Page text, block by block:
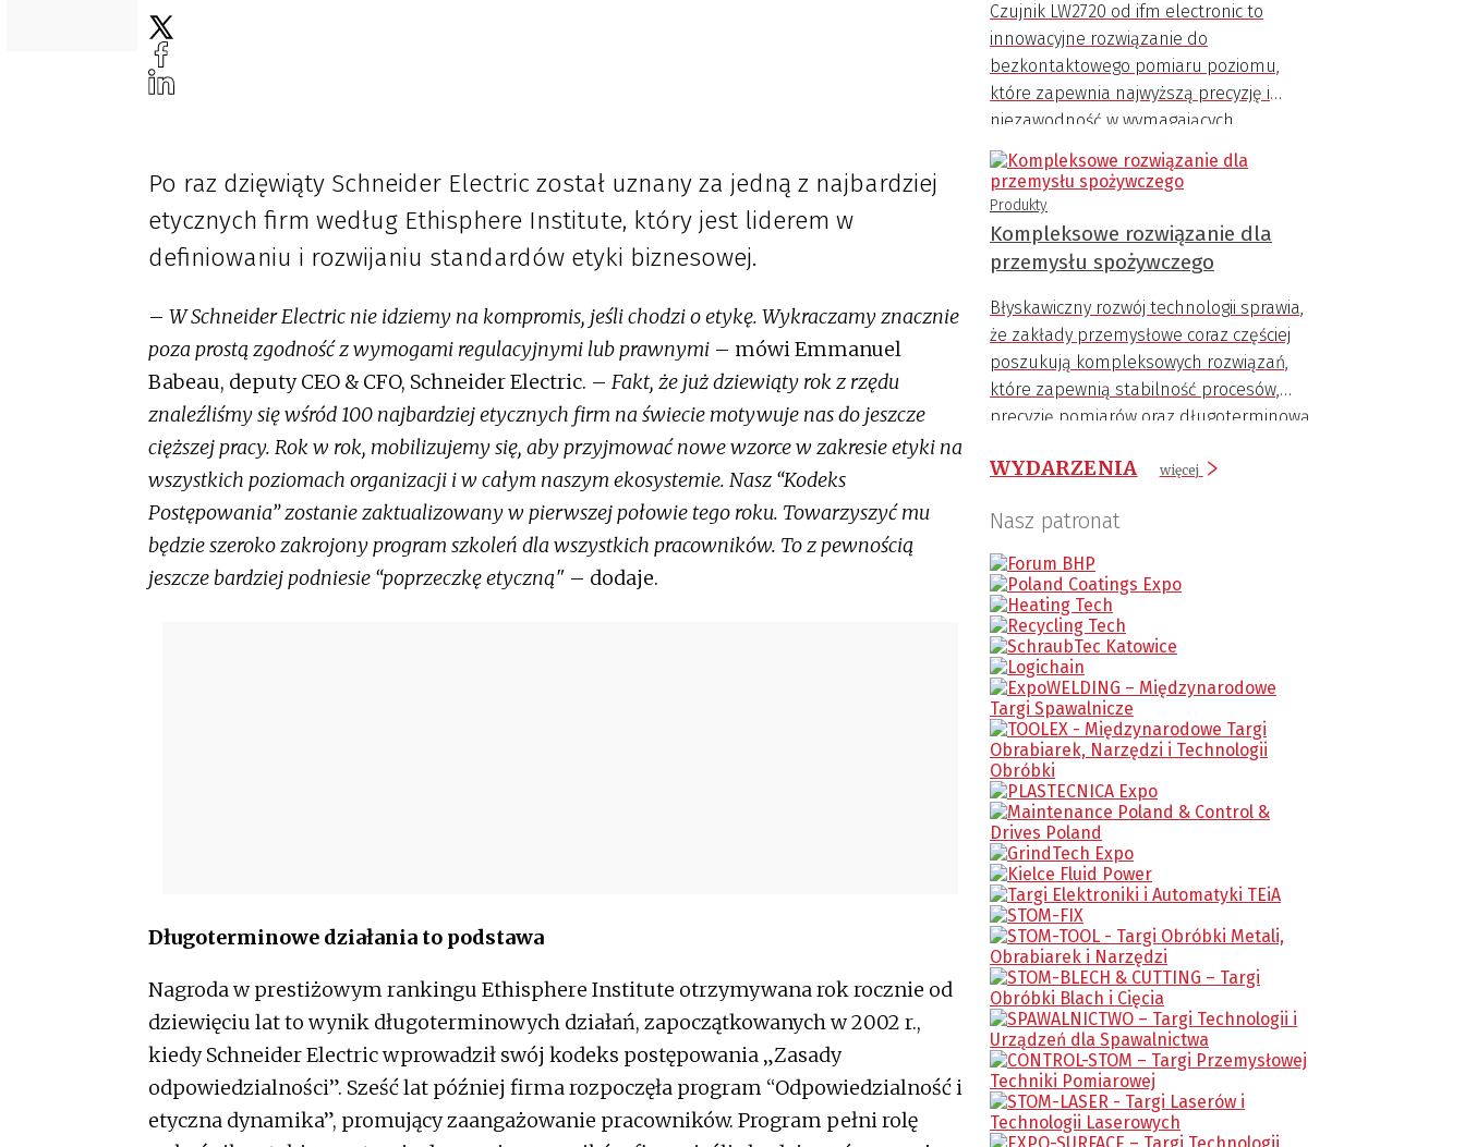
Po raz dzięwiąty Schneider Electric został uznany za jedną z najbardziej
etycznych firm według Ethisphere Institute, który jest liderem w
definiowaniu i rozwijaniu standardów etyki biznesowej.
– W Schneider Electric nie idziemy na kompromis, jeśli chodzi o etykę. Wykraczamy znacznie
poza prostą zgodność z wymogami regulacyjnymi lub prawnymi – mówi Emmanuel
Babeau, deputy CEO & CFO, Schneider Electric. – Fakt, że już dziewiąty rok z rzędu
znaleźliśmy się wśród 100 najbardziej etycznych firm na świecie motywuje nas do jeszcze
cięższej pracy. Rok w rok, mobilizujemy się, aby przyjmować nowe wzorce w zakresie etyki na
wszystkich poziomach organizacji i w całym naszym ekosystemie. Nasz “Kodeks
Postępowania” zostanie zaktualizowany w pierwszej połowie tego roku. Towarzyszyć mu
będzie szeroko zakrojony program szkoleń dla wszystkich pracowników. To z pewnością
jeszcze bardziej podniesie “poprzeczkę etyczną" – dodaje.
Długoterminowe działania to podstawa
Nagroda w prestiżowym rankingu Ethisphere Institute otrzymywana rok rocznie od
dziewięciu lat to wynik długoterminowych działań, zapoczątkowanych w 2002 r.,
kiedy Schneider Electric wprowadził swój kodeks postępowania „Zasady
odpowiedzialności”. Sześć lat później firma rozpoczęła program “Odpowiedzialność i
etyczna dynamika”, promujący zaangażowanie pracowników. Program pełni rolę
Czujnik LW2720 od ifm electronic to
innowacyjne rozwiązanie do
bezkontaktowego pomiaru poziomu,
które zapewnia najwyższą precyzję i
niezawodność w wymagających
warunkach przemysłowych.
Produkty
Kompleksowe rozwiązanie dla
przemysłu spożywczego
Błyskawiczny rozwój technologii sprawia,
że zakłady przemysłowe coraz częściej
poszukują kompleksowych rozwiązań,
które zapewnią stabilność procesów,
precyzję pomiarów oraz długoterminową
WYDARZENIA więcej
Nasz patronat